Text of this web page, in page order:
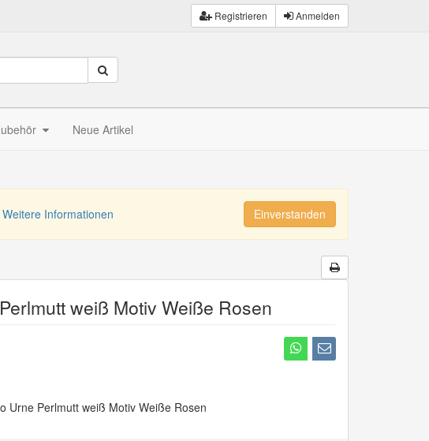
Registrieren Anmelden
Neue Artikel
Weitere Informationen Einverstanden
weiß Motiv Weiße Rosen
Urne Perlmutt weiß Motiv Weiße Rosen